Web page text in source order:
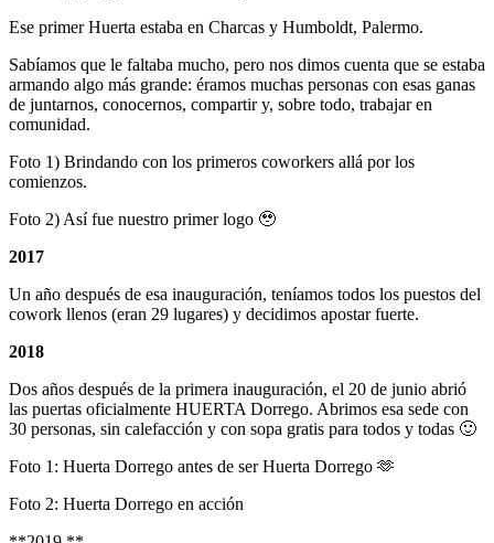
Ese primer Huerta estaba en Charcas y Humboldt, Palermo.
Sabíamos que le faltaba mucho, pero nos dimos cuenta que se estaba
armando algo más grande: éramos muchas personas con esas ganas
de juntarnos, conocernos, compartir y, sobre todo, trabajar en
comunidad.
Foto 1) Brindando con los primeros coworkers allá por los
comienzos.
Foto 2) Así fue nuestro primer logo 🥹
2017
Un año después de esa inauguración, teníamos todos los puestos del
cowork llenos (eran 29 lugares) y decidimos apostar fuerte.
2018
Dos años después de la primera inauguración, el 20 de junio abrió
las puertas oficialmente HUERTA Dorrego. Abrimos esa sede con
30 personas, sin calefacción y con sopa gratis para todos y todas 🙂
Foto 1: Huerta Dorrego antes de ser Huerta Dorrego 🫶
Foto 2: Huerta Dorrego en acción